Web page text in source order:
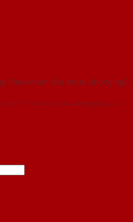
Showroom cửa nhựa phòng ngủ
- www.cuanhuaphongngu.com |